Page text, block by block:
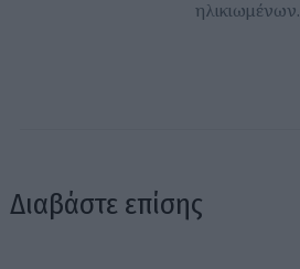
ηλικιωμένων.
Διαβάστε επίσης